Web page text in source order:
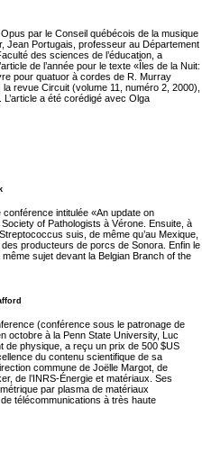
par le Conseil québécois de la musique
Jean Portugais, professeur au Département
des sciences de l’éducation, a
de l’année pour le texte «Îles de la Nuit:
pour quatuor à cordes de R. Murray
revue Circuit (volume 11, numéro 2, 2000),
a été corédigé avec Olga
intitulée «An update on
of Pathologists à Vérone. Ensuite, à
suis, de même qu’au Mexique,
producteurs de porcs de Sonora. Enfin le
sujet devant la Belgian Branch of the
(conférence sous le patronage de
octobre à la Penn State University, Luc
de physique, a reçu un prix de 500 $US
du contenu scientifique de sa
commune de Joëlle Margot, de
de l’INRS-Énergie et matériaux. Ses
par plasma de matériaux
télécommunications à très haute